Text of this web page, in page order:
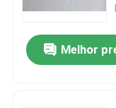
Matérias
Matérias primas
Melhor